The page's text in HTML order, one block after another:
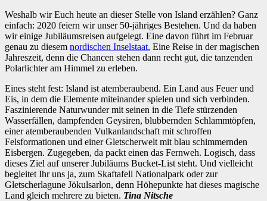
Weshalb wir Euch heute an dieser Stelle von Island erzählen? Ganz
einfach: 2020 feiern wir unser 50-jähriges Bestehen. Und da haben
wir einige Jubiläumsreisen aufgelegt. Eine davon führt im Februar
genau zu diesem nordischen Inselstaat. Eine Reise in der magischen
Jahreszeit, denn die Chancen stehen dann recht gut, die tanzenden
Polarlichter am Himmel zu erleben.
Eines steht fest: Island ist atemberaubend. Ein Land aus Feuer und
Eis, in dem die Elemente miteinander spielen und sich verbinden.
Faszinierende Naturwunder mit seinen in die Tiefe stürzenden
Wasserfällen, dampfenden Geysiren, blubbernden Schlammtöpfen,
einer atemberaubenden Vulkanlandschaft mit schroffen
Felsformationen und einer Gletscherwelt mit blau schimmernden
Eisbergen. Zugegeben, da packt einen das Fernweh. Logisch, dass
dieses Ziel auf unserer Jubiläums Bucket-List steht. Und vielleicht
begleitet Ihr uns ja, zum Skaftafell Nationalpark oder zur
Gletscherlagune Jökulsarlon, denn Höhepunkte hat dieses magische
Land gleich mehrere zu bieten. Tina Nitsche